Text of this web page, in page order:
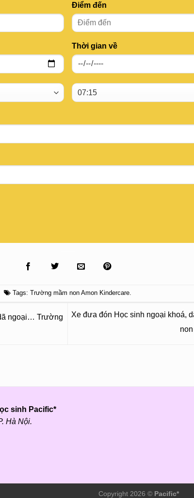
Điểm đến
Thời gian về
Tags:Trường mầm non Amon Kindercare.
ngoại… Trường
Xe đưa đón Học sinh ngoại khoá,
sinh Pacific*
Hà Nội.
Copyright 2026 © Pacific*